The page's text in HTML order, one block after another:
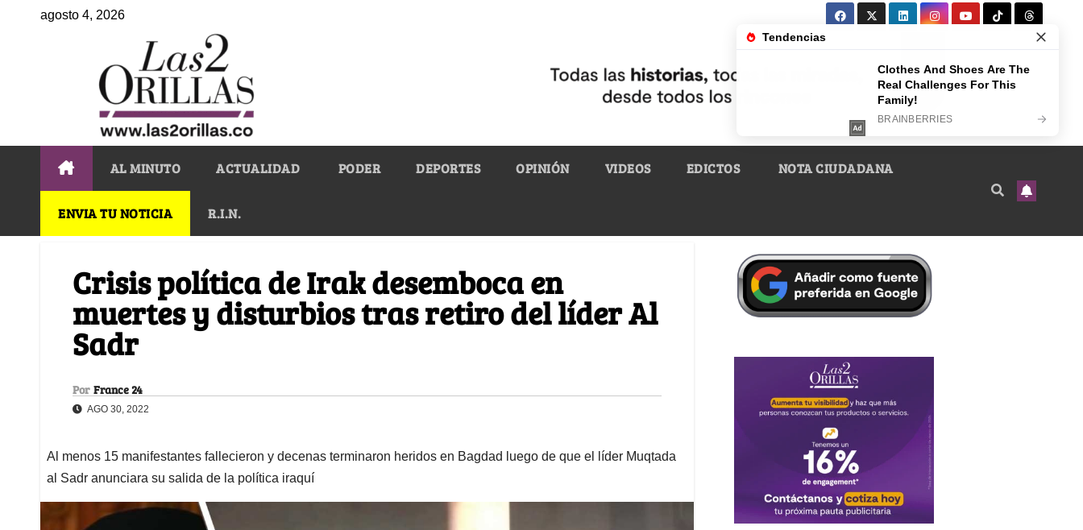
agosto 4, 2026
AL MINUTO ACTUALIDAD PODER DEPORTES OPINIÓN VIDEOS EDICTOS NOTA CIUDADANA
ENVIA TU NOTICIA R.I.N.
Crisis política de Irak desemboca en
muertes y disturbios tras retiro del líder Al
Sadr
Por France 24
AGO 30, 2022
Al menos 15 manifestantes fallecieron y decenas terminaron heridos en Bagdad luego de que el líder Muqtada
al Sadr anunciara su salida de la política iraquí